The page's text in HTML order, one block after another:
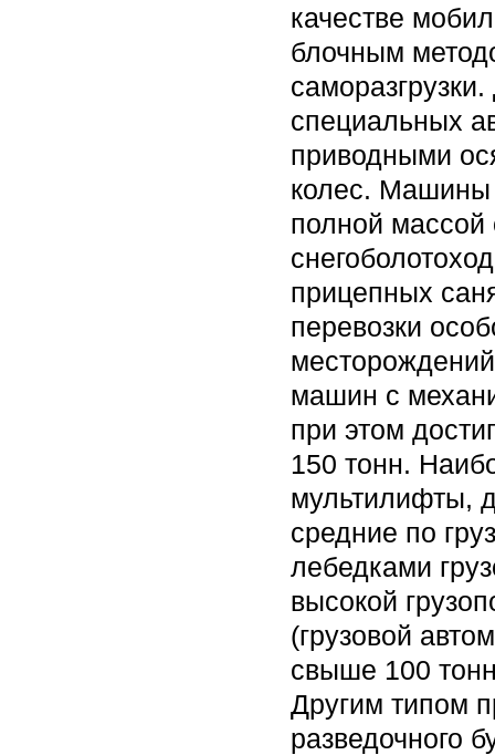
качестве
блочным
специальных
приводными
колес. Машины
полной массой
прицепных
перевозки
машин с
при этом
150 тонн.
мультилифты,
средние по
лебедками
высокой
(грузовой
свыше 100
Другим типом
разведочного